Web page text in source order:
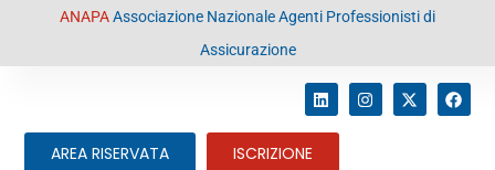
contenutoANAPAAssociazione Nazionale Agenti Professionisti di
Assicurazione
AREA RISERVATA ISCRIZIONE